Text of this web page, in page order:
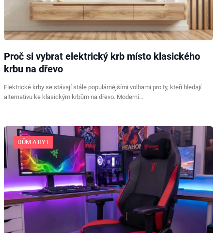
Proč si vybrat elektrický krb místo klasického
krbu na dřevo
Elektrické krby se stávají stále populárnějšími volbami pro ty, kteří hledají
alternativu ke klasickým krbům na dřevo. Moderní…
DŮM A BYT